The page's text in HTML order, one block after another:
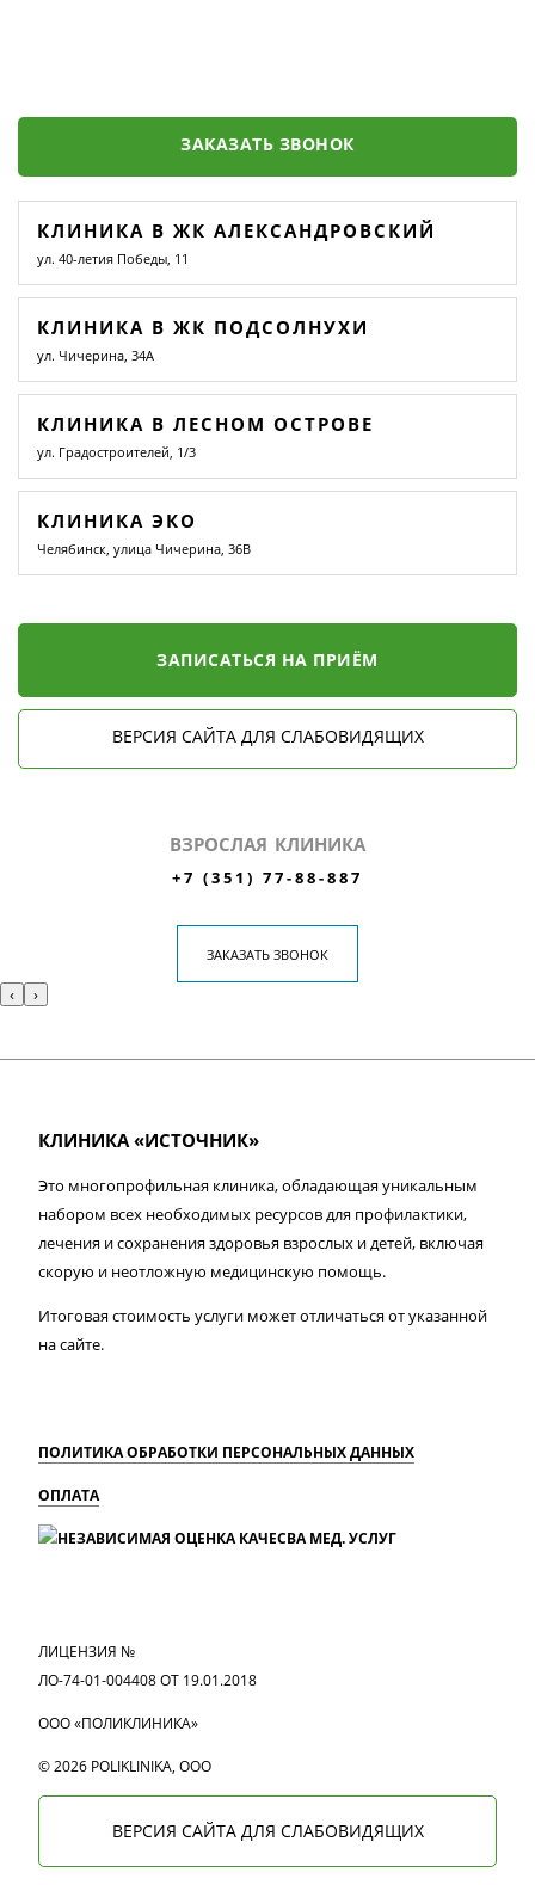
ЗАКАЗАТЬ ЗВОНОК
КЛИНИКА В ЖК АЛЕКСАНДРОВСКИЙ
ул. 40-летия Победы, 11
КЛИНИКА В ЖК ПОДСОЛНУХИ
ул. Чичерина, 34А
КЛИНИКА В ЛЕСНОМ ОСТРОВЕ
ул. Градостроителей, 1/3
КЛИНИКА ЭКО
Челябинск, улица Чичерина, 36В
ЗАПИСАТЬСЯ НА ПРИЁМ
ВЕРСИЯ САЙТА ДЛЯ СЛАБОВИДЯЩИХ
ВЗРОСЛАЯ КЛИНИКА
+7 (351) 77-88-887
ЗАКАЗАТЬ ЗВОНОК
‹ ›
КЛИНИКА «ИСТОЧНИК»
Это многопрофильная клиника, обладающая уникальным
набором всех необходимых ресурсов для профилактики,
лечения и сохранения здоровья взрослых и детей, включая
скорую и неотложную медицинскую помощь.
Итоговая стоимость услуги может отличаться от указанной
на сайте.
ПОЛИТИКА ОБРАБОТКИ ПЕРСОНАЛЬНЫХ ДАННЫХ
ОПЛАТА
ЛИЦЕНЗИЯ №
ЛО-74-01-004408 ОТ 19.01.2018
ООО «ПОЛИКЛИНИКА»
© 2026 POLIKLINIKA, OOO
ВЕРСИЯ САЙТА ДЛЯ СЛАБОВИДЯЩИХ